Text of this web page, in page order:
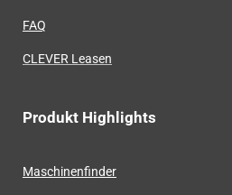
FAQ
CLEVER Leasen
Produkt Highlights
Maschinenfinder